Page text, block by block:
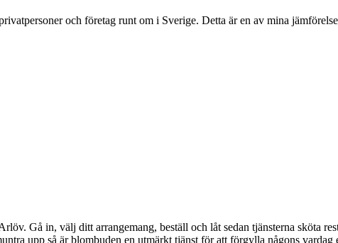
mina jämförelsetjänster där jag samlar och rankar de bästa blombuden i
Gå in, välj ditt arrangemang, beställ och låt sedan tjänsterna sköta